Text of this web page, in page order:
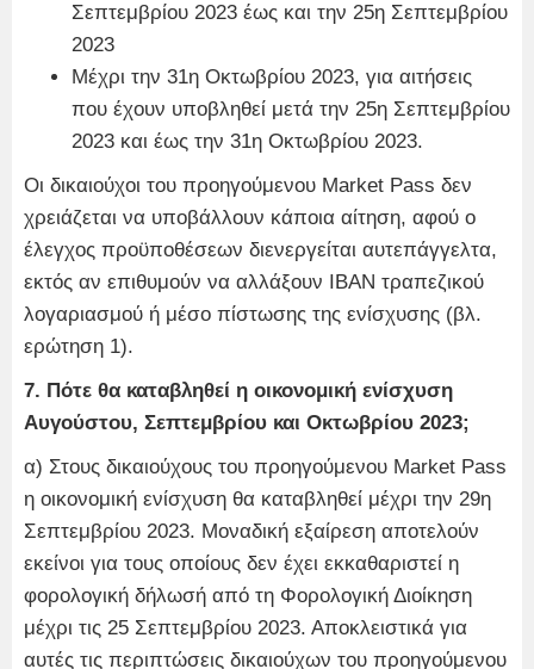
Σεπτεμβρίου 2023 έως και την 25η Σεπτεμβρίου
2023
Μέχρι την 31η Οκτωβρίου 2023, για αιτήσεις
που έχουν υποβληθεί μετά την 25η Σεπτεμβρίου
2023 και έως την 31η Οκτωβρίου 2023.
Οι δικαιούχοι του προηγούμενου Market Pass δεν
χρειάζεται να υποβάλλουν κάποια αίτηση, αφού ο
έλεγχος προϋποθέσεων διενεργείται αυτεπάγγελτα,
εκτός αν επιθυμούν να αλλάξουν IBAN τραπεζικού
λογαριασμού ή μέσο πίστωσης της ενίσχυσης (βλ.
ερώτηση 1).
7. Πότε θα καταβληθεί η οικονομική ενίσχυση
Αυγούστου, Σεπτεμβρίου και Οκτωβρίου 2023;
α) Στους δικαιούχους του προηγούμενου Market Pass
η οικονομική ενίσχυση θα καταβληθεί μέχρι την 29η
Σεπτεμβρίου 2023. Μοναδική εξαίρεση αποτελούν
εκείνοι για τους οποίους δεν έχει εκκαθαριστεί η
φορολογική δήλωσή από τη Φορολογική Διοίκηση
μέχρι τις 25 Σεπτεμβρίου 2023. Αποκλειστικά για
αυτές τις περιπτώσεις δικαιούχων του προηγούμενου